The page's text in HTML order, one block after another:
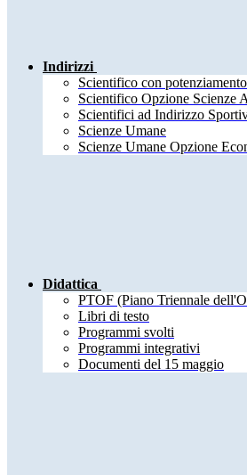
Indirizzi
Scientifico con
Scientifico Opzione Scienze
Scientifici ad Indirizzo
Scienze Umane
Scienze Umane Opzione
Didattica
PTOF (Piano Triennale
Libri di testo
Programmi svolti
Programmi integrativi
Documenti del 15 maggio